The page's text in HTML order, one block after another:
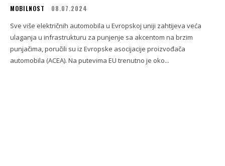
MOBILNOST 08.07.2024
Sve više električnih automobila u Evropskoj uniji zahtijeva veća
ulaganja u infrastrukturu za punjenje sa akcentom na brzim
punjačima, poručili su iz Evropske asocijacije proizvođača
automobila (ACEA). Na putevima EU trenutno je oko...